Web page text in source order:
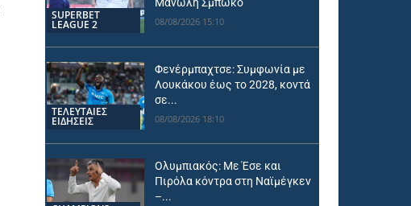
SUPERBET
LEAGUE 2 08/08/2026 15:10
ΤΕΛΕΥΤΑΙΕΣ
ΕΙΔΗΣΕΙΣ
Φενέρμπαχτσε: Συμφωνία με
Λουκάκου έως το 2028, κοντά
σε...
08/08/2026 18:10
Ολυμπιακός: Με Έσε και
Πιρόλα κόντρα στη Ναϊμέγκεν
–...